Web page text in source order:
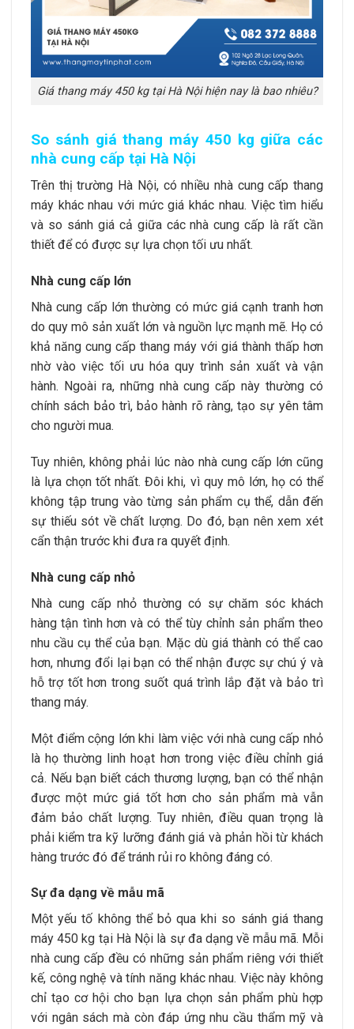
Giá thang máy 450 kg tại Hà Nội hiện nay là bao nhiêu?
So sánh giá thang máy 450 kg giữa các
nhà cung cấp tại Hà Nội
Trên thị trường Hà Nội, có nhiều nhà cung cấp thang
máy khác nhau với mức giá khác nhau. Việc tìm hiểu
và so sánh giá cả giữa các nhà cung cấp là rất cần
thiết để có được sự lựa chọn tối ưu nhất.
Nhà cung cấp lớn
Nhà cung cấp lớn thường có mức giá cạnh tranh hơn
do quy mô sản xuất lớn và nguồn lực mạnh mẽ. Họ có
khả năng cung cấp thang máy với giá thành thấp hơn
nhờ vào việc tối ưu hóa quy trình sản xuất và vận
hành. Ngoài ra, những nhà cung cấp này thường có
chính sách bảo trì, bảo hành rõ ràng, tạo sự yên tâm
cho người mua.
Tuy nhiên, không phải lúc nào nhà cung cấp lớn cũng
là lựa chọn tốt nhất. Đôi khi, vì quy mô lớn, họ có thể
không tập trung vào từng sản phẩm cụ thể, dẫn đến
sự thiếu sót về chất lượng. Do đó, bạn nên xem xét
cẩn thận trước khi đưa ra quyết định.
Nhà cung cấp nhỏ
Nhà cung cấp nhỏ thường có sự chăm sóc khách
hàng tận tình hơn và có thể tùy chỉnh sản phẩm theo
nhu cầu cụ thể của bạn. Mặc dù giá thành có thể cao
hơn, nhưng đổi lại bạn có thể nhận được sự chú ý và
hỗ trợ tốt hơn trong suốt quá trình lắp đặt và bảo trì
thang máy.
Một điểm cộng lớn khi làm việc với nhà cung cấp nhỏ
là họ thường linh hoạt hơn trong việc điều chỉnh giá
cả. Nếu bạn biết cách thương lượng, bạn có thể nhận
được một mức giá tốt hơn cho sản phẩm mà vẫn
đảm bảo chất lượng. Tuy nhiên, điều quan trọng là
phải kiểm tra kỹ lưỡng đánh giá và phản hồi từ khách
hàng trước đó để tránh rủi ro không đáng có.
Sự đa dạng về mẫu mã
Một yếu tố không thể bỏ qua khi so sánh giá thang
máy 450 kg tại Hà Nội là sự đa dạng về mẫu mã. Mỗi
nhà cung cấp đều có những sản phẩm riêng với thiết
kế, công nghệ và tính năng khác nhau. Việc này không
chỉ tạo cơ hội cho bạn lựa chọn sản phẩm phù hợp
với ngân sách mà còn đáp ứng nhu cầu thẩm mỹ và